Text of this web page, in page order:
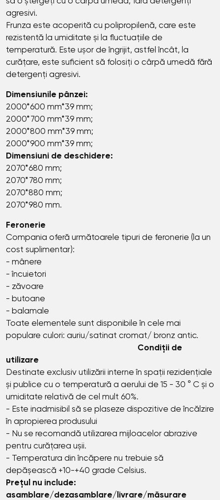
agresivi.
Frunza este acoperită cu polipropilenă, care este
rezistentă la umiditate și la fluctuațiile de
temperatură. Este ușor de îngrijit, astfel încât, la
curățare, este suficient să folosiți o cârpă umedă fără
detergenți agresivi.
Dimensiunile pânzei:
2000*600 mm*39 mm;
2000*700 mm*39 mm;
2000*800 mm*39 mm;
2000*900 mm*39 mm;
Dimensiuni de deschidere:
2070*680 mm;
2070*780 mm;
2070*880 mm;
2070*980 mm.
Feronerie
Compania oferă următoarele tipuri de feronerie (la un
cost suplimentar):
- mânere
- încuietori
- zăvoare
- butoane
- balamale
Toate elementele sunt disponibile în cele mai
populare culori: auriu/satinat cromat/ bronz antic.
Condiții de
utilizare
Destinate exclusiv utilizării interne în spații rezidențiale
și publice cu o temperatură a aerului de 15 - 30 ° C și o
umiditate relativă de cel mult 60%.
- Este inadmisibil să se plaseze dispozitive de încălzire
în apropierea produsului
- Nu se recomandă utilizarea mijloacelor abrazive
pentru curățarea ușii.
- Temperatura din încăpere nu trebuie să
depășească +10-+40 grade Celsius.
Prețul nu include:
asamblare/dezasamblare/livrare/măsurare